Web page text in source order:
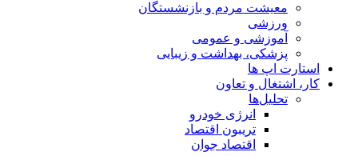
معیشت مردم و بازنشستگان
ورزشی
آموزشی و عمومی
پزشکی، بهداشت و زیبایی
استارت اپ ها
کار، اشتغال و تعاون
تحلیل‌ها
انرژی خودرو
تریبون اقتصاد
اقتصاد جوان